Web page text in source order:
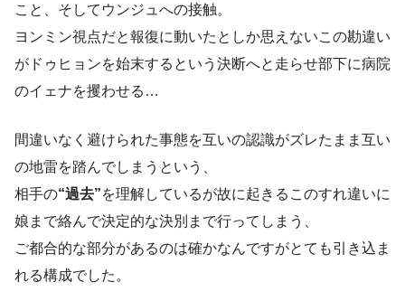
こと、そしてウンジュへの接触。
ヨンミン視点だと報復に動いたとしか思えないこの勘違い
がドゥヒョンを始末するという決断へと走らせ部下に病院
のイェナを攫わせる…
間違いなく避けられた事態を互いの認識がズレたまま互い
の地雷を踏んでしまうという、
相手の“過去”を理解しているが故に起きるこのすれ違いに
娘まで絡んで決定的な決別まで行ってしまう、
ご都合的な部分があるのは確かなんですがとても引き込ま
れる構成でした。